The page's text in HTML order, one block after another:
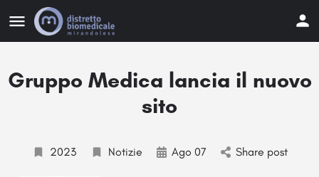
Gruppo Medica lancia il nuovo
sito
2023 Notizie Ago 07 Share post